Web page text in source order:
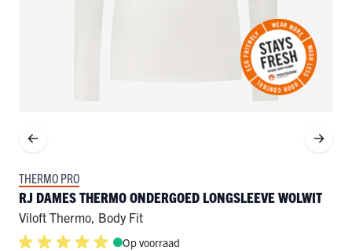
THERMO PRO
RJ DAMES THERMO ONDERGOED LONGSLEEVE WOLWIT
Viloft Thermo, Body Fit
Op voorraad